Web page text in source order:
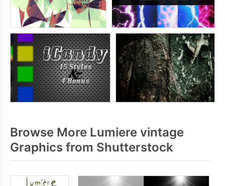
Browse More Lumiere vintage
Graphics from Shutterstock